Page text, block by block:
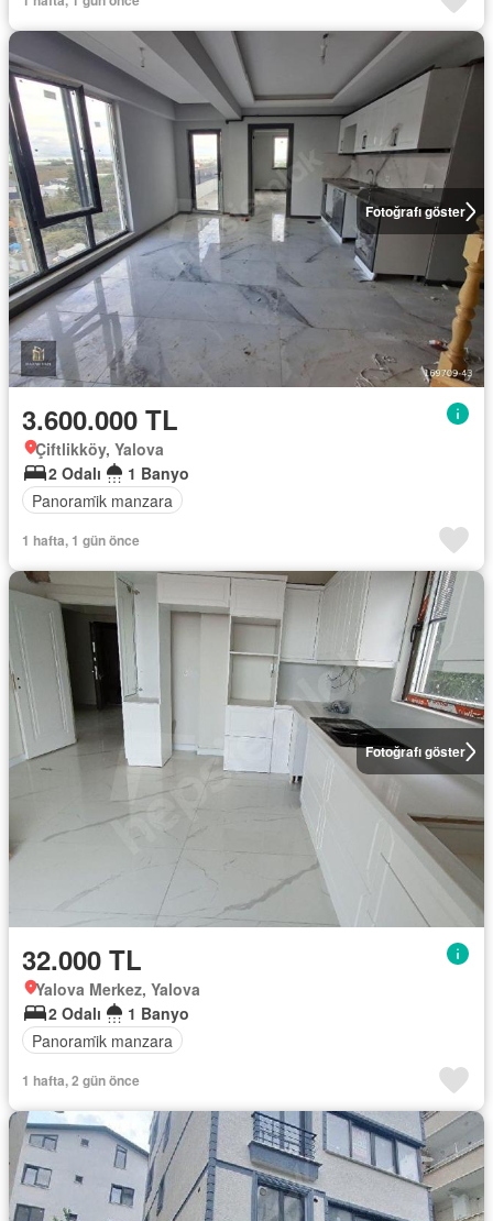
Fotoğrafı göster
3.600.000 TL
Çiftlikköy, Yalova
2 Odalı
1 Banyo
Panorami̇k manzara
1 hafta, 1 gün önce
Fotoğrafı göster
32.000 TL
Yalova Merkez, Yalova
2 Odalı
1 Banyo
Panorami̇k manzara
1 hafta, 2 gün önce